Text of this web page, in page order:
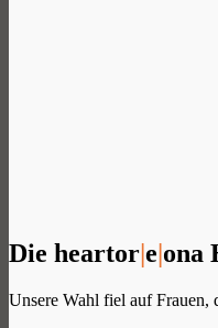
Die heartore ona
Unsere Wahl fiel auf Frauen,